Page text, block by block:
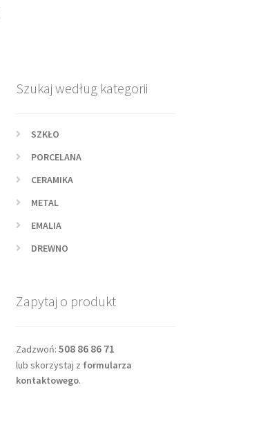
Szukaj według kategorii
SZKŁO
PORCELANA
CERAMIKA
METAL
EMALIA
DREWNO
Zapytaj o produkt
Zadzwoń: 508 86 86 71
lub skorzystaj z formularza
kontaktowego.